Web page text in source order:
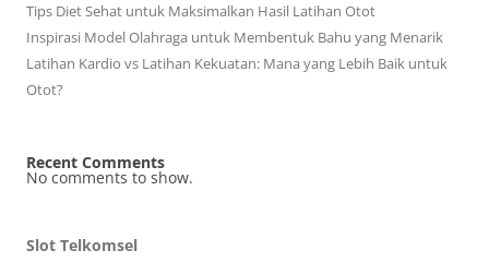
Tips Diet Sehat untuk Maksimalkan Hasil Latihan Otot
Inspirasi Model Olahraga untuk Membentuk Bahu yang Menarik
Latihan Kardio vs Latihan Kekuatan: Mana yang Lebih Baik untuk
Otot?
Recent Comments
No comments to show.
Slot Telkomsel